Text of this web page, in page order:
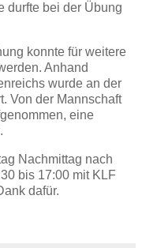
durfte bei der Übung
konnte für weitere
Anhand
wurde an der
Von der Mannschaft
eine
Nachmittag nach
bis 17:00 mit KLF
dafür.